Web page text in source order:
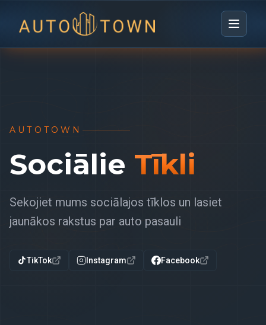
AUTOTOWN
Sociālie Tīkli
Sekojiet mums sociālajos tīklos un lasiet
jaunākos rakstus par auto pasauli
TikTok Instagram Facebook